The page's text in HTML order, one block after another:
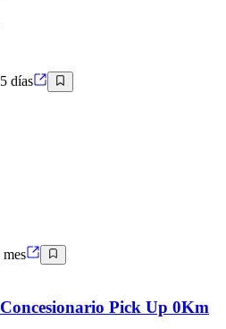
días
mes
Pick Up 0Km